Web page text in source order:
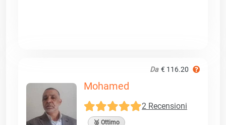
Da € 116.20
Mohamed
2 Recensioni
🥈 Ottimo